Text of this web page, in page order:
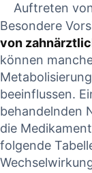
Auftreten
Besondere
von
können
beeinflussen.
behandelnden⁢
die
folgende